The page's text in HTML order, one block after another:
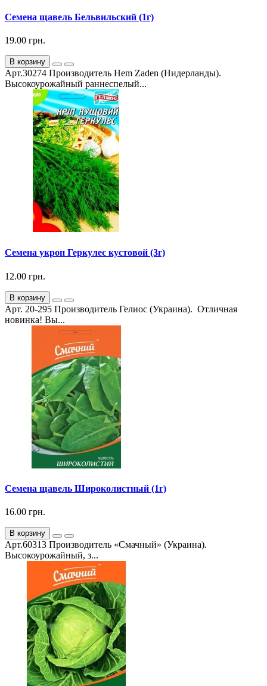
Семена щавель Бельвильский (1г)
19.00 грн.
В корзину
Арт.30274 Производитель Hem Zaden (Нидерланды).
Высокоурожайный раннеспелый...
Семена укроп Геркулес кустовой (3г)
12.00 грн.
В корзину
Арт. 20-295 Производитель Гелиос (Украина). Отличная
новинка! Вы...
Семена щавель Широколистный (1г)
16.00 грн.
В корзину
Арт.60313 Производитель «Смачный» (Украина).
Высокоурожайный, з...